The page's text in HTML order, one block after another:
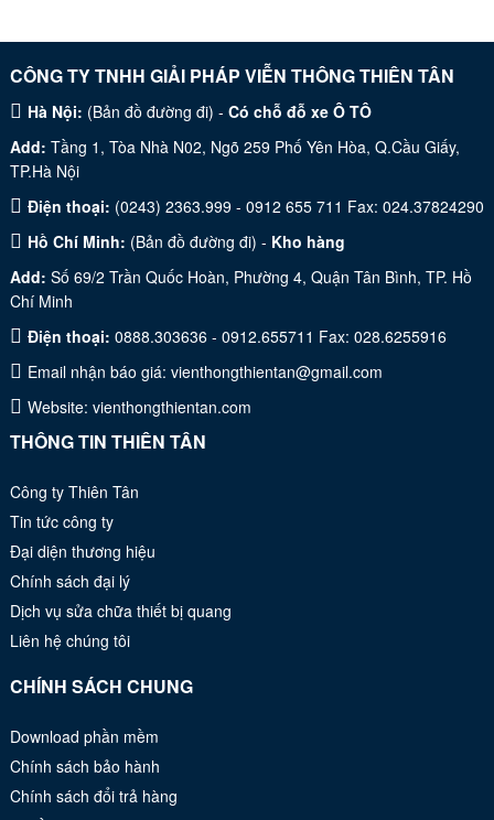
CÔNG TY TNHH GIẢI PHÁP VIỄN THÔNG THIÊN TÂN
Hà Nội: (Bản đồ đường đi) - Có chỗ đỗ xe Ô TÔ
Add: Tầng 1, Tòa Nhà N02, Ngõ 259 Phố Yên Hòa, Q.Cầu Giấy,
TP.Hà Nội
Điện thoại: (0243) 2363.999 - 0912 655 711 Fax: 024.37824290
Hồ Chí Minh: (Bản đồ đường đi) - Kho hàng
Add: Số 69/2 Trần Quốc Hoàn, Phường 4, Quận Tân Bình, TP. Hồ
Chí Minh
Điện thoại: 0888.303636 - 0912.655711 Fax: 028.6255916
Email nhận báo giá: vienthongthientan@gmail.com
Website: vienthongthientan.com
THÔNG TIN THIÊN TÂN
Công ty Thiên Tân
Tin tức công ty
Đại diện thương hiệu
Chính sách đại lý
Dịch vụ sửa chữa thiết bị quang
Liên hệ chúng tôi
CHÍNH SÁCH CHUNG
Download phần mềm
Chính sách bảo hành
Chính sách đổi trả hàng